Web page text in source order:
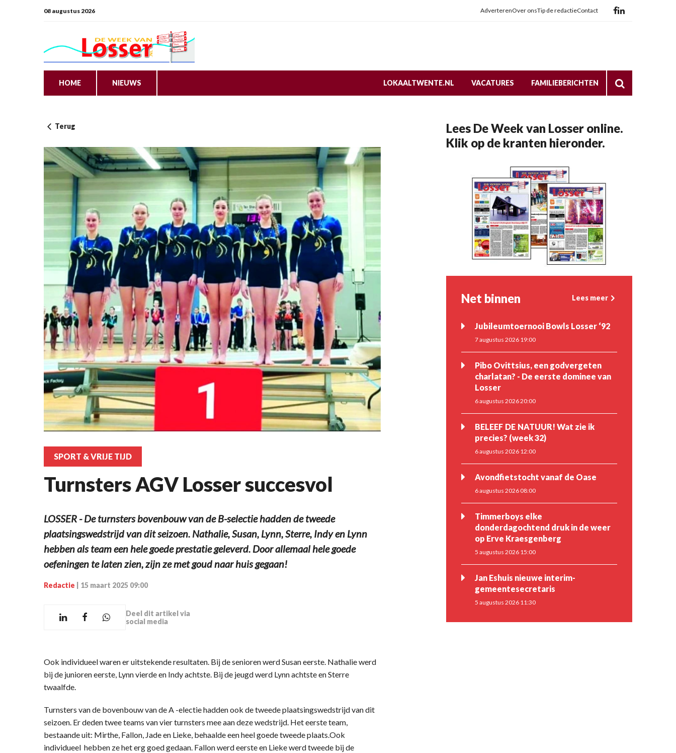
08 augustus 2026 AdverterenOver onsTip de redactieContact
HOME NIEUWS LOKAALTWENTE.NL VACATURES FAMILIEBERICHTEN
Terug
SPORT & VRIJE TIJD
Turnsters AGV Losser succesvol
LOSSER - De turnsters bovenbouw van de B-selectie hadden de tweede
plaatsingswedstrijd van dit seizoen. Nathalie, Susan, Lynn, Sterre, Indy en Lynn
hebben als team een hele goede prestatie geleverd. Door allemaal hele goede
oefeningen te laten zien, zijn ze met goud naar huis gegaan!
Redactie 15 maart 2025 09:00
Deel dit artikel via
social media
Ook individueel waren er uitstekende resultaten. Bij de senioren werd Susan eerste. Nathalie werd
bij de junioren eerste, Lynn vierde en Indy achtste. Bij de jeugd werd Lynn achtste en Sterre
twaalfde.
Turnsters van de bovenbouw van de A -electie hadden ook de tweede plaatsingswedstrijd van dit
seizoen. Er deden twee teams van vier turnsters mee aan deze wedstrijd. Het eerste team,
bestaande uit: Mirthe, Fallon, Jade en Lieke, behaalde een heel goede tweede plaats.Ook
individueel hebben ze het erg goed gedaan. Fallon werd eerste en Lieke werd tweede bij de
Lees De Week van Losser online.
Klik op de kranten hieronder.
Net binnen Lees meer
Jubileumtoernooi Bowls Losser ‘92
7 augustus 2026 19:00
Pibo Ovittsius, een godvergeten
charlatan? - De eerste dominee van
Losser
6 augustus 2026 20:00
BELEEF DE NATUUR! Wat zie ik
precies? (week 32)
6 augustus 2026 12:00
Avondfietstocht vanaf de Oase
6 augustus 2026 08:00
Timmerboys elke
donderdagochtend druk in de weer
op Erve Kraesgenberg
5 augustus 2026 15:00
Jan Eshuis nieuwe interim-
gemeentesecretaris
5 augustus 2026 11:30